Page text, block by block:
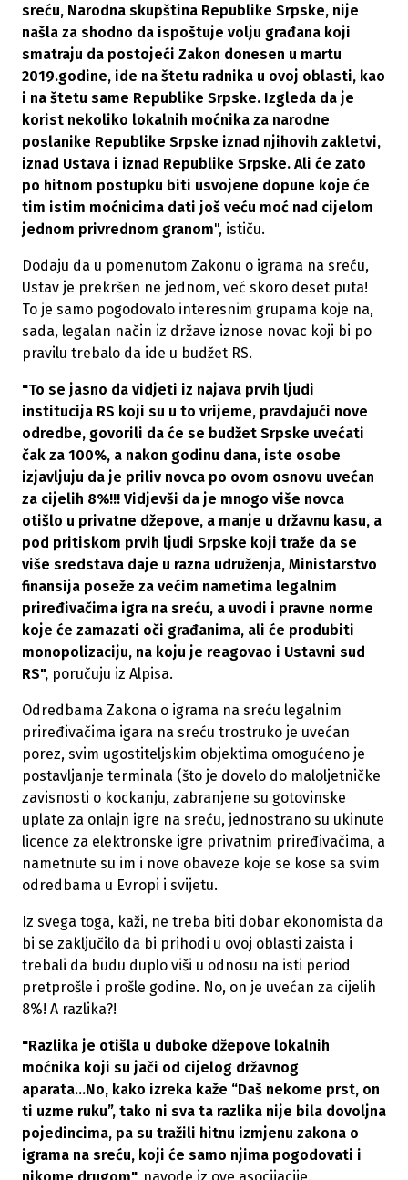
sreću, Narodna skupština Republike Srpske, nije
našla za shodno da ispoštuje volju građana koji
smatraju da postojeći Zakon donesen u martu
2019.godine, ide na štetu radnika u ovoj oblasti, kao
i na štetu same Republike Srpske. Izgleda da je
korist nekoliko lokalnih moćnika za narodne
poslanike Republike Srpske iznad njihovih zakletvi,
iznad Ustava i iznad Republike Srpske. Ali će zato
po hitnom postupku biti usvojene dopune koje će
tim istim moćnicima dati još veću moć nad cijelom
jednom privrednom granom", ističu.
Dodaju da u pomenutom Zakonu o igrama na sreću,
Ustav je prekršen ne jednom, već skoro deset puta!
To je samo pogodovalo interesnim grupama koje na,
sada, legalan način iz države iznose novac koji bi po
pravilu trebalo da ide u budžet RS.
"To se jasno da vidjeti iz najava prvih ljudi
institucija RS koji su u to vrijeme, pravdajući nove
odredbe, govorili da će se budžet Srpske uvećati
čak za 100%, a nakon godinu dana, iste osobe
izjavljuju da je priliv novca po ovom osnovu uvećan
za cijelih 8%!!! Vidjevši da je mnogo više novca
otišlo u privatne džepove, a manje u državnu kasu, a
pod pritiskom prvih ljudi Srpske koji traže da se
više sredstava daje u razna udruženja, Ministarstvo
finansija poseže za većim nametima legalnim
priređivačima igra na sreću, a uvodi i pravne norme
koje će zamazati oči građanima, ali će produbiti
monopolizaciju, na koju je reagovao i Ustavni sud
RS", poručuju iz Alpisa.
Odredbama Zakona o igrama na sreću legalnim
priređivačima igara na sreću trostruko je uvećan
porez, svim ugostiteljskim objektima omogućeno je
postavljanje terminala (što je dovelo do maloljetničke
zavisnosti o kockanju, zabranjene su gotovinske
uplate za onlajn igre na sreću, jednostrano su ukinute
licence za elektronske igre privatnim priređivačima, a
nametnute su im i nove obaveze koje se kose sa svim
odredbama u Evropi i svijetu.
Iz svega toga, kaži, ne treba biti dobar ekonomista da
bi se zaključilo da bi prihodi u ovoj oblasti zaista i
trebali da budu duplo viši u odnosu na isti period
pretprošle i prošle godine. No, on je uvećan za cijelih
8%! A razlika?!
"Razlika je otišla u duboke džepove lokalnih
moćnika koji su jači od cijelog državnog
aparata...No, kako izreka kaže “Daš nekome prst, on
ti uzme ruku”, tako ni sva ta razlika nije bila dovoljna
pojedincima, pa su tražili hitnu izmjenu zakona o
igrama na sreću, koji će samo njima pogodovati i